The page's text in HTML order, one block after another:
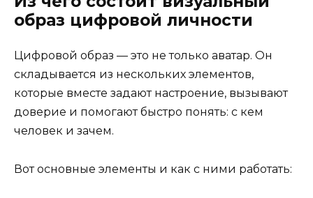
образ цифровой личности
Цифровой образ — это не только аватар. Он
складывается из нескольких элементов,
которые вместе задают настроение, вызывают
доверие и помогают быстро понять: с кем
человек и зачем.
Вот основные элементы и как с ними работать: